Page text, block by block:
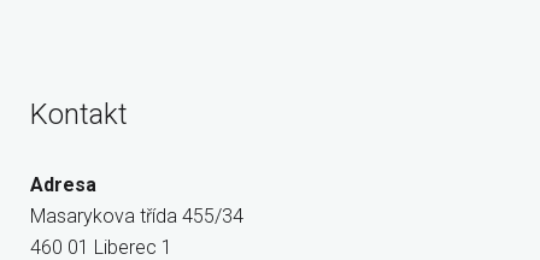
Kontakt
Adresa
Masarykova třída 455/34
460 01 Liberec 1